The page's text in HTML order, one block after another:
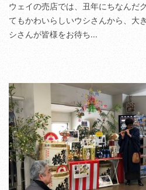
ウェイの売店では、丑年にちなんだ
てもかわいらしいウシさんから、大
シさんが皆様をお待ち...